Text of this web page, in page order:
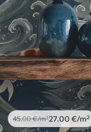
45.00€/m²27.00 €/m²